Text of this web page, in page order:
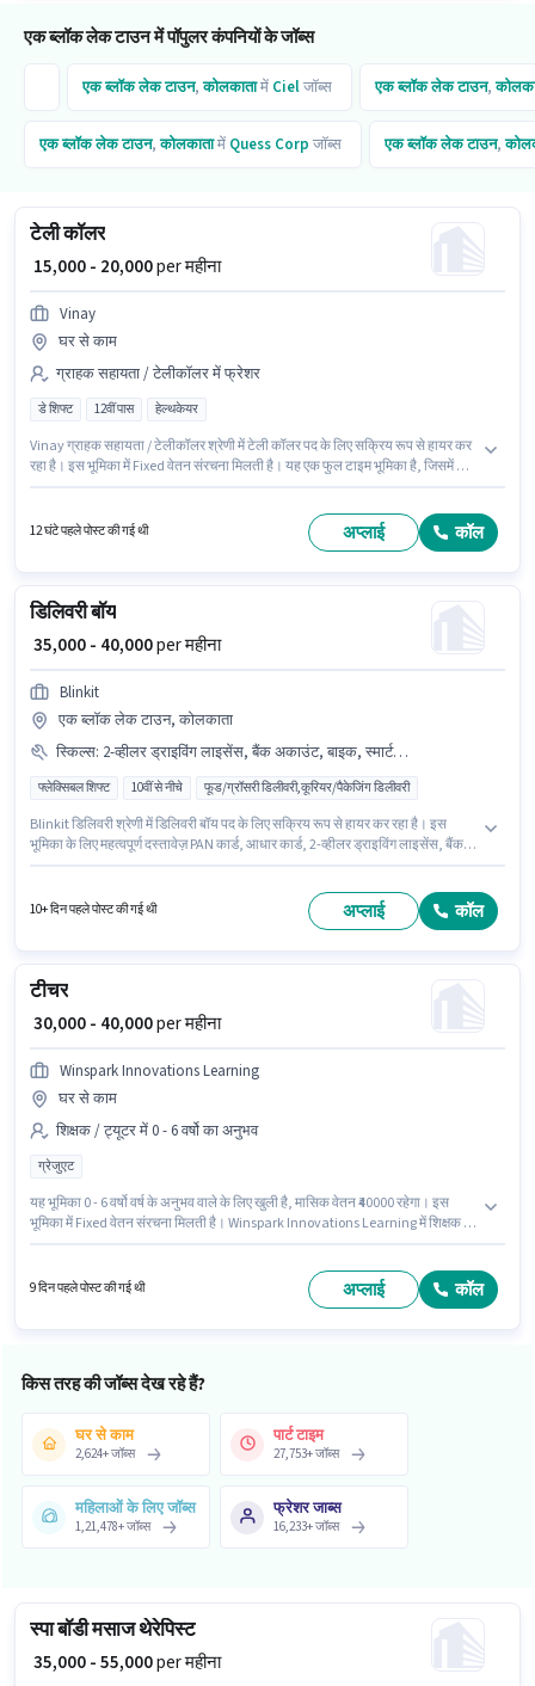
एक ब्लॉक लेक टाउन में पॉपुलर कंपनियों के जॉब्स
एक ब्लॉक लेक टाउन,कोलकातामें Cielजॉब्स एक ब्लॉक लेक टाउन,
एक ब्लॉक लेक टाउन,कोलकातामें Quess Corp जॉब्स एक ब्लॉक लेक टाउन,
टेली कॉलर
₹ 15,000 - 20,000per महीना
Vinay
घर से काम
ग्राहक सहायता / टेलीकॉलर में फ्रेशर
डे शिफ्ट 12वीं पास हेल्थकेयर
Vinay ग्राहक सहायता / टेलीकॉलर श्रेणी में टेली कॉलर पद के लिए सक्रिय रूप से हायर कर
रहा है। इस भूमिका में Fixed वेतन संरचना मिलती है। यह एक फुल टाइम भूमिका है, जिसमें डे
यह भूमिका फ्रेशर के लिए खुली है, मासिक वेतन ₹20000 रहेगा।
12 घंटे पहले पोस्ट की गई थी अप्लाई कॉल
डिलिवरी बॉय
₹ 35,000 - 40,000per महीना
Blinkit
एक ब्लॉक लेक टाउन, कोलकाता
स्किल्स: 2-व्हीलर ड्राइविंग लाइसेंस, बैंक अकाउंट, बाइक, स्मार्टफोन, एरिया नॉलेज, नेविगेशन स्किल्स, आधार कार्ड, टू-व्हीलर ड्राइविंग, PAN कार्ड, साइकिल
फ्लेक्सिबल शिफ्ट 10वीं से नीचे फूड/ग्रॉसरी डिलीवरी,कूरियर/पैकेजिंग डिलीवरी
Blinkit डिलिवरी श्रेणी में डिलिवरी बॉय पद के लिए सक्रिय रूप से हायर कर रहा है। इस
भूमिका के लिए महत्वपूर्ण दस्तावेज़ PAN कार्ड, आधार कार्ड, 2-व्हीलर ड्राइविंग लाइसेंस, बैंक
उपलब्ध होना आवश्यक है। यह वैकेंसी एक ब्लॉक लेक टाउन, कोलकाता में है। इस भूमिका के
लिए आवेदक के पास एरिया नॉलेज, टू-व्हीलर ड्राइविंग, नेविगेशन स्किल्स जैसी स्किल्स होनी
10+ दिन पहले पोस्ट की गई थी अप्लाई कॉल
टीचर
₹ 30,000 - 40,000per महीना
Winspark Innovations Learning
घर से काम
शिक्षक / ट्यूटर में 0 - 6 वर्षो का अनुभव
ग्रेजुएट
यह भूमिका 0 - 6 वर्षो वर्ष के अनुभव वाले के लिए खुली है, मासिक वेतन ₹40000 रहेगा। इस
भूमिका में Fixed वेतन संरचना मिलती है। Winspark Innovations Learning में शिक्षक /
9 दिन पहले पोस्ट की गई थी अप्लाई कॉल
किस तरह की जॉब्स देख रहे हैं?
घर से काम
2,624+जॉब्स
पार्ट टाइम
27,753+जॉब्स
महिलाओं के लिए जॉब्स
1,21,478+जॉब्स
फ्रेशर जाब्स
16,233+जॉब्स
स्पा बॉडी मसाज थेरेपिस्ट
₹ 35,000 - 55,000per महीना